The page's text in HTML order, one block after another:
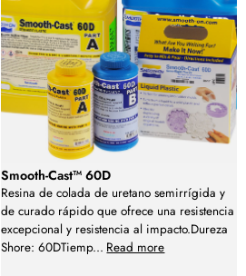
Smooth-Cast™ 60D
Resina de colada de uretano semirrígida y
de curado rápido que ofrece una resistencia
excepcional y resistencia al impacto.Dureza
Shore: 60DTiemp... Read more